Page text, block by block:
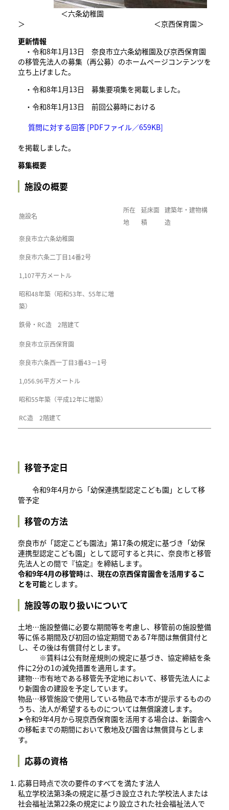
＜六条幼稚園
＞ ＜京西保育園＞
更新情報
・令和8年1月13日 奈良市立六条幼稚園及び京西保育園
の移管先法人の募集（再公募）のホームページコンテンツを
立ち上げました。
・令和8年1月13日 募集要項集を掲載しました。
・令和8年1月13日 前回公募時における
質問に対する回答 [PDFファイル／659KB]
を掲載しました。
募集概要
施設の概要
施設名
所在
地
延床面
積
建築年・建物構
造
奈良市立六条幼稚園
奈良市六条二丁目14番2号
1,107平方メートル
昭和48年築（昭和53年、55年に増
築）
鉄骨・RC造 2階建て
奈良市立京西保育園
奈良市六条西一丁目3番43－1号
1,056.96平方メートル
昭和55年築（平成12年に増築）
RC造 2階建て
移管予定日
令和9年4月から「幼保連携型認定こども園」として移
管予定
移管の方法
奈良市が「認定こども園法」第17条の規定に基づき「幼保
連携型認定こども園」として認可すると共に、奈良市と移管
先法人との間で『協定』を締結します。
令和9年4月の移管時は、 現在の京西保育園舎を活用するこ
とを可能とします。
施設等の取り扱いについて
土地…施設整備に必要な期間等を考慮し、移管前の施設整備
等に係る期間及び初回の協定期間である7年間は無償貸付と
し、その後は有償貸付とします。
※賃料は公有財産規則の規定に基づき、協定締結を条
件に2分の1の減免措置を適用します。
建物…市有地である移管先予定地において、移管先法人によ
り新園舎の建設を予定しています。
物品…移管施設で使用している物品で本市が提示するものの
うち、法人が希望するものについては無償譲渡します。
​➤令和9年4月から現京西保育園を活用する場合は、新園舎へ
の移転までの期間において敷地及び園舎は無償貸与としま
す。
応募の資格
応募日時点で次の要件のすべてを満たす法人
私立学校法第3条の規定に基づき設立された学校法人または
社会福祉法第22条の規定により設立された社会福祉法人で